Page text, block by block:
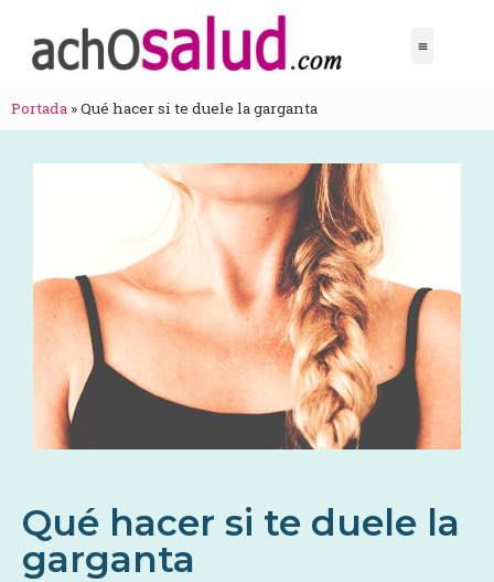
Portada »Qué hacer si te duele la garganta
Qué hacer si te duele la
garganta